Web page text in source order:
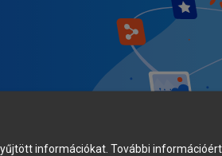
információkat. További